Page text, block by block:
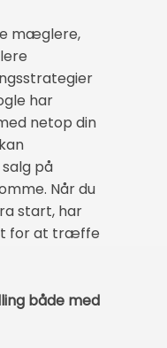
mæglere,
har
netop din
på
Når du
start, har
for at træffe
både med